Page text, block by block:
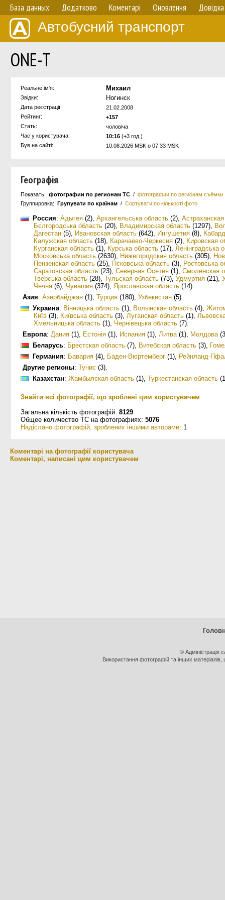
База данных Додатково Коментарі Оновлення Довідка
Автобусний транспорт
ONE-T
Реальне ім'я: Михаил
Звідки: Ногинск
Дата реєстрації:
21.02.2008
Рейтинг:
+157
Стать:
чоловіча
Час у користувача:
10:16 (+3 год.)
Був на сайті:
10.08.2026 MSK о 07:33 MSK
Географія
Показать: фотографии по регионам ТС / фотографии по регионам съёмки
Группировка: Групувати по країнам / Сортувати по кількості фото
Россия: Адыгея (2), Архангельська область (2),
Бє́лгородська о́бласть (20), Владимирская область (1297),
Дагестан (5), Ивановская область (642), Ингушетия (8),
Калужская область (18), Карачаево-Черкесия (2), Кировская
Курганская область (1), Курська область (17), Ленінградська
Московська область (2630), Нижегородская область (305),
Пензенская область (25), Псковська область (3), Ростовська
Саратовская область (23), Северная Осетия (1), Смоленская
Тверська область (28), Тульская область (73), Удмуртия (21),
Чечня (6), Чувашия (374), Ярославская область (14).
Азия: Азербайджан (1), Турция (180), Узбекистан (5).
Украина: Вiнницька область (1), Волынская область (4),
Київ (3), Київська область (3), Луганская область (1),
Хмельницька область (1), Чернівецька область (7).
Европа: Дания (1), Естонія (1), Испания (1), Литва(1), Молдова
Беларусь: Брестская область (7), Витебская область (3),
Германия: Бавария (4), Баден-Вюртемберг (1), Рейнланд-
Другие регионы: Тунис (3).
Казахстан: Жамбылская область (1), Туркестанская область
Знайти всі фотографії, що зроблені цим користувачем
Загальна кількість фотографій: 8129
Общее количество ТС на фотографиях: 5076
Надіслано фотографій, зроблених іншими авторами: 1
Коментарі на фотографії користувача
Коментарі, написані цим користувачем
© Адміністрація
Використання фотографій та інших матеріалів,